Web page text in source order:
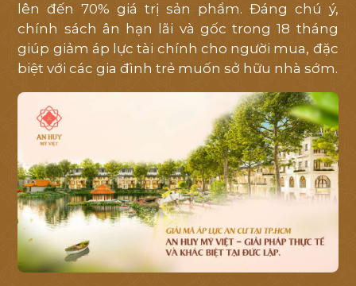
lên đến 70% giá trị sản phẩm. Đáng chú ý,
chính sách ân hạn lãi và gốc trong 18 tháng
giúp giảm áp lực tài chính cho người mua, đặc
biệt với các gia đình trẻ muốn sở hữu nhà sớm.